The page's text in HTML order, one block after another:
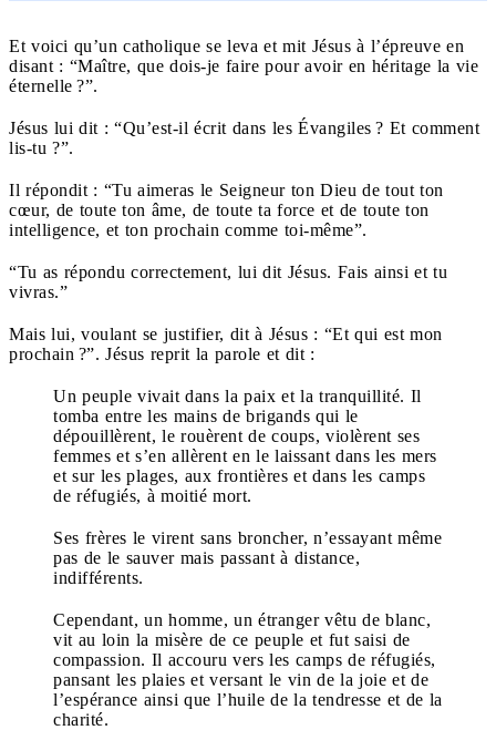
Et voici qu’un catholique se leva et mit Jésus à l’épreuve en
disant : “Maître, que dois-je faire pour avoir en héritage la vie
éternelle ?”.
Jésus lui dit : “Qu’est-il écrit dans les Évangiles ? Et comment
lis-tu ?”.
Il répondit : “Tu aimeras le Seigneur ton Dieu de tout ton
cœur, de toute ton âme, de toute ta force et de toute ton
intelligence, et ton prochain comme toi-même”.
“Tu as répondu correctement, lui dit Jésus. Fais ainsi et tu
vivras.”
Mais lui, voulant se justifier, dit à Jésus : “Et qui est mon
prochain ?”. Jésus reprit la parole et dit :
Un peuple vivait dans la paix et la tranquillité. Il
tomba entre les mains de brigands qui le
dépouillèrent, le rouèrent de coups, violèrent ses
femmes et s’en allèrent en le laissant dans les mers
et sur les plages, aux frontières et dans les camps
de réfugiés, à moitié mort.
Ses frères le virent sans broncher, n’essayant même
pas de le sauver mais passant à distance,
indifférents.
Cependant, un homme, un étranger vêtu de blanc,
vit au loin la misère de ce peuple et fut saisi de
compassion. Il accouru vers les camps de réfugiés,
pansant les plaies et versant le vin de la joie et de
l’espérance ainsi que l’huile de la tendresse et de la
charité.